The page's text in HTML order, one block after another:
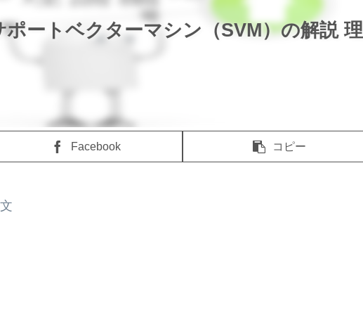
ートベクターマシン（SVM）の解説 理
Facebook コピー